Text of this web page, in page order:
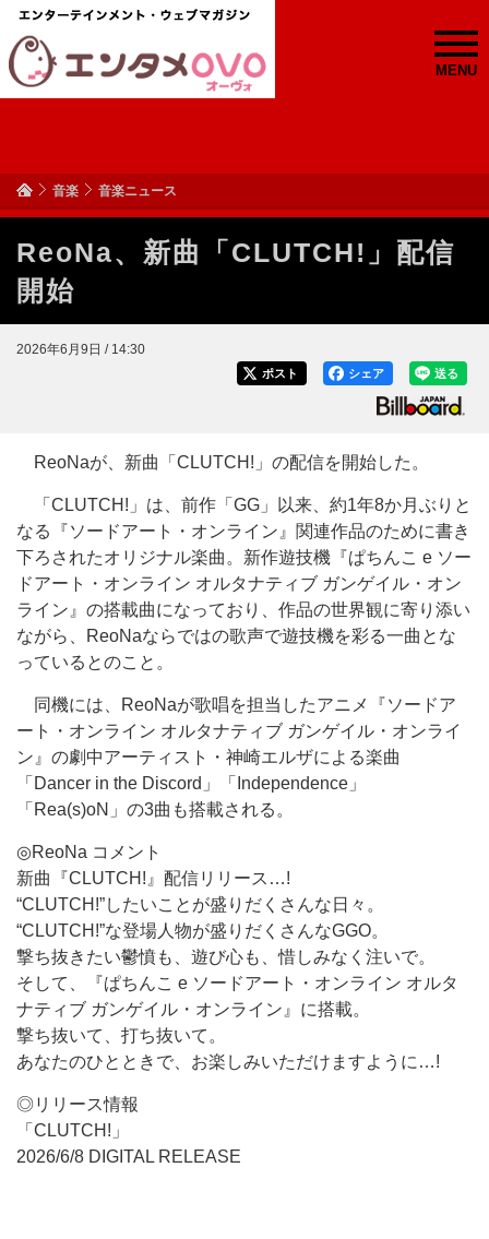
MENU
音楽 音楽ニュース
ReoNa、新曲「CLUTCH!」配信
開始
2026年6月9日 / 14:30
送る
シェア
ポスト
ReoNaが、新曲「CLUTCH!」の配信を開始した。
「CLUTCH!」は、前作「GG」以来、約1年8か月ぶりと
なる『ソードアート・オンライン』関連作品のために書き
下ろされたオリジナル楽曲。新作遊技機『ぱちんこ e ソー
ドアート・オンライン オルタナティブ ガンゲイル・オン
ライン』の搭載曲になっており、作品の世界観に寄り添い
ながら、ReoNaならではの歌声で遊技機を彩る一曲とな
っているとのこと。
同機には、ReoNaが歌唱を担当したアニメ『ソードア
ート・オンライン オルタナティブ ガンゲイル・オンライ
ン』の劇中アーティスト・神崎エルザによる楽曲
「Dancer in the Discord」「Independence」
「Rea(s)oN」の3曲も搭載される。
◎ReoNa コメント
新曲『CLUTCH!』配信リリース…!
“CLUTCH!”したいことが盛りだくさんな日々。
“CLUTCH!”な登場人物が盛りだくさんなGGO。
撃ち抜きたい鬱憤も、遊び心も、惜しみなく注いで。
そして、『ぱちんこ e ソードアート・オンライン オルタ
ナティブ ガンゲイル・オンライン』に搭載。
撃ち抜いて、打ち抜いて。
あなたのひとときで、お楽しみいただけますように…!
◎リリース情報
「CLUTCH!」
2026/6/8 DIGITAL RELEASE